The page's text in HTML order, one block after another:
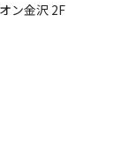
ン金沢 2F